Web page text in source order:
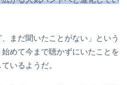
、まだ聞いたことがない」という
めて今まで聴かずにいたことを
いるようだ。